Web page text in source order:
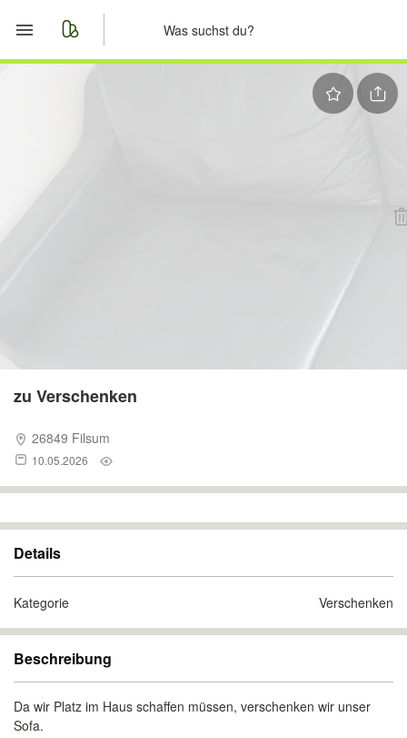
zu Verschenken
26849 Filsum
10.05.2026
Details
Kategorie Verschenken
Beschreibung
Da wir Platz im Haus schaffen müssen, verschenken wir unser
Sofa.